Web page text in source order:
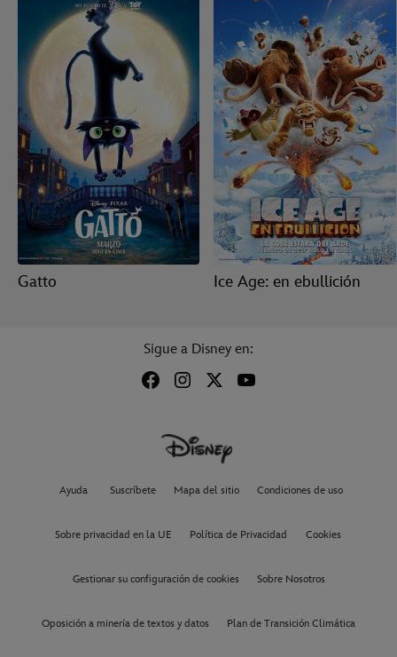
Gatto Ice Age: en ebullición
Sigue a Disney en:
Ayuda Suscríbete Mapa del sitio Condiciones de uso
Sobre privacidad en la UE Política de Privacidad Cookies
Gestionar su configuración de cookies Sobre Nosotros
Oposición a minería de textos y datos Plan de Transición Climática